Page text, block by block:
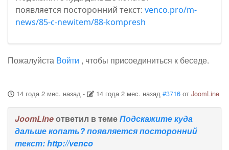
появляется посторонний текст: venco.pro/m-
news/85-c-newitem/88-kompresh
Пожалуйста Войти , чтобы присоединиться к беседе.
14 года 2 мес. назад- 14 года 2 мес. назад #3716 отJoomLine
JoomLineответил в темеПодскажите куда
дальше копать? появляется посторонний
текст: http://venco